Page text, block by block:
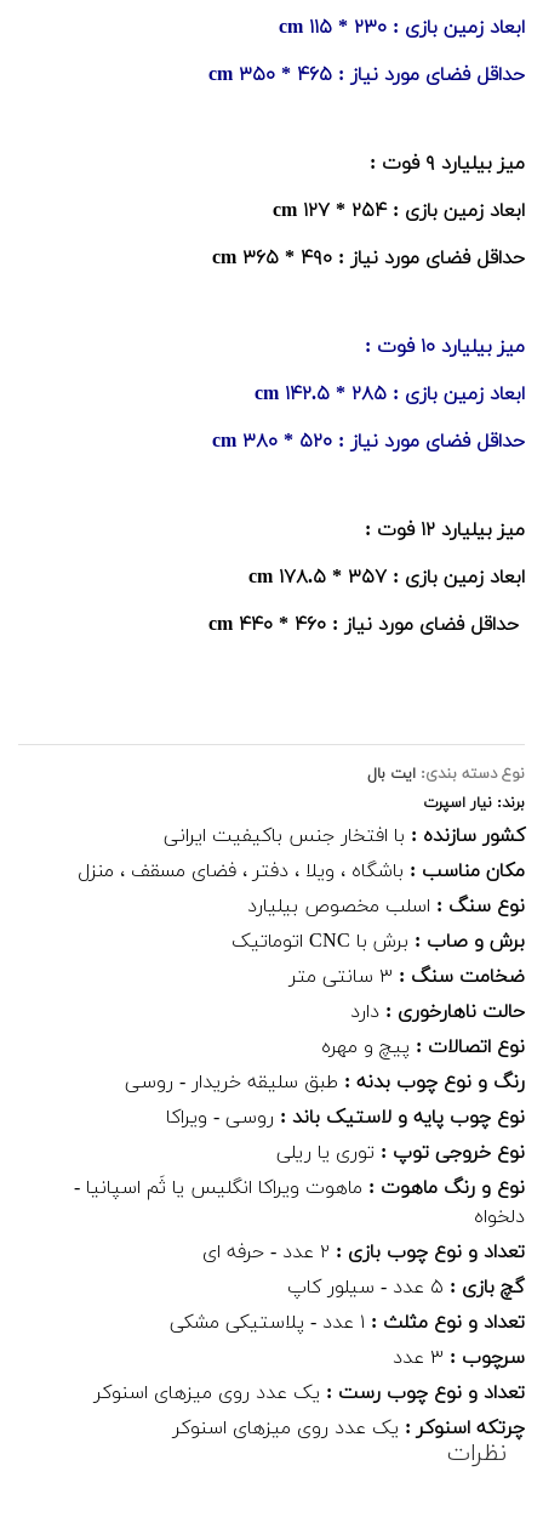
ابعاد زمین بازی : ۲۳۰ * ۱۱۵ cm
حداقل فضای مورد نیاز : ۴۶۵ * ۳۵۰ cm
میز بیلیارد ۹ فوت :
ابعاد زمین بازی : ۲۵۴ * ۱۲۷ cm
حداقل فضای مورد نیاز : ۴۹۰ * ۳۶۵ cm
میز بیلیارد ۱۰ فوت :
ابعاد زمین بازی : ۲۸۵ * ۱۴۲.۵ cm
حداقل فضای مورد نیاز : ۵۲۰ * ۳۸۰ cm
میز بیلیارد ۱۲ فوت :
ابعاد زمین بازی : ۳۵۷ * ۱۷۸.۵ cm
حداقل فضای مورد نیاز : ۴۶۰ * ۴۴۰ cm
نوع دسته بندی: ایت بال
برند: نیار اسپرت
کشور سازنده : با افتخار جنس باکیفیت ایرانی
مکان مناسب : باشگاه ، ویلا ، دفتر ، فضای مسقف ، منزل
نوع سنگ : اسلب مخصوص بیلیارد
برش و صاب : برش با CNC اتوماتیک
ضخامت سنگ : ۳ سانتی متر
حالت ناهارخوری : دارد
نوع اتصالات : پیچ و مهره
رنگ و نوع چوب بدنه : طبق سلیقه خریدار - روسی
نوع چوب پایه و لاستیک باند : روسی - ویراکا
نوع خروجی توپ : توری یا ریلی
نوع و رنگ ماهوت : ماهوت ویراکا انگلیس یا ثَم اسپانیا -
دلخواه
تعداد و نوع چوب بازی : ۲ عدد - حرفه ای
گچ بازی : ۵ عدد - سیلور کاپ
تعداد و نوع مثلث : ۱ عدد - پلاستیکی مشکی
سرچوب : ۳ عدد
تعداد و نوع چوب رست : یک عدد روی میزهای اسنوکر
چرتکه اسنوکر : یک عدد روی میزهای اسنوکر
نظرات